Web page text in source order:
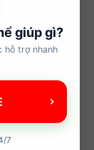
giúp gì?
hỗ trợ nhanh
7